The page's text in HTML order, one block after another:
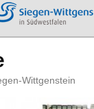
Wittgenstein